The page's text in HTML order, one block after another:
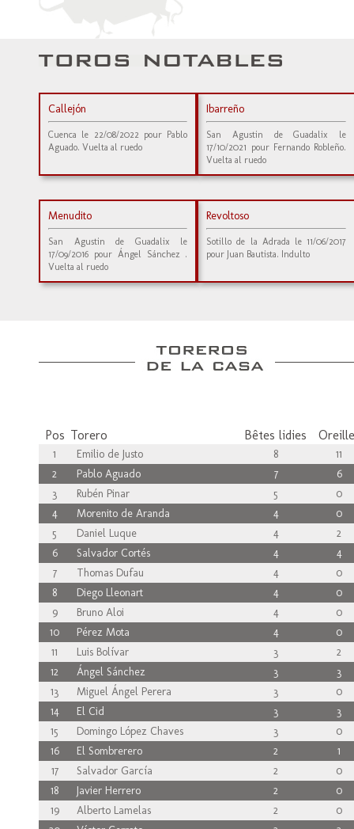
Callejón
Cuenca le 22/08/2022 pour Pablo
Aguado. Vuelta al ruedo
Ibarreño
San Agustin de Guadalix le
17/10/2021 pour Fernando Robleño.
Vuelta al ruedo
Menudito
San Agustin de Guadalix le
17/09/2016 pour Ángel Sánchez .
Vuelta al ruedo
Revoltoso
Sotillo de la Adrada le 11/06/2017
pour Juan Bautista. Indulto
Pos Torero Bêtes lidies
1 Emilio de Justo 8
11
2
Pablo Aguado 7
6
3
Rubén Pinar 5
0
4
Morenito de Aranda 4
0
5
Daniel Luque 4
2
6
Salvador Cortés 4
4
7
Thomas Dufau 4
0
8
Diego Lleonart 4
0
9
Bruno Aloi 4
0
10
Pérez Mota 4
0
11
Luis Bolívar 3
2
12
Ángel Sánchez 3
3
13
Miguel Ángel Perera 3
0
14
El Cid 3
3
15
Domingo López Chaves 3
0
16
El Sombrerero 2
1
17
Salvador García 2
0
18
Javier Herrero 2
0
19
Alberto Lamelas 2
0